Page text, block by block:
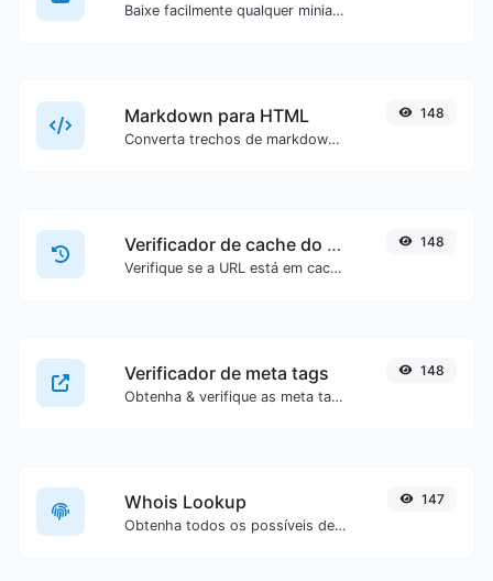
Baixe facilmente qualquer miniatura de vídeo do YouTube em todos os tamanhos disponíveis.
Markdown para HTML
Converta trechos de markdown em código HTML puro.
148
Verificador de cache do Google
Verifique se a URL está em cache ou não pelo Google.
148
Verificador de meta tags
Obtenha & verifique as meta tags de qualquer site.
148
Whois Lookup
Obtenha todos os possíveis detalhes sobre um nome de domínio.
147